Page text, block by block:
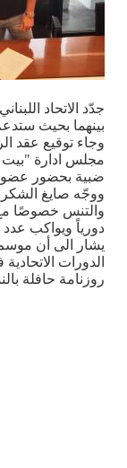
جدّد الاتحاد
بينهما بحيث
وجاء توقيع عقد
مجلس ادارة "بيت
ضبية بحضور عضو
ووجّه صايغ
والتنس خصوصًا
دورياً ويواكب عدد
الدورات
روزنامة حافلة